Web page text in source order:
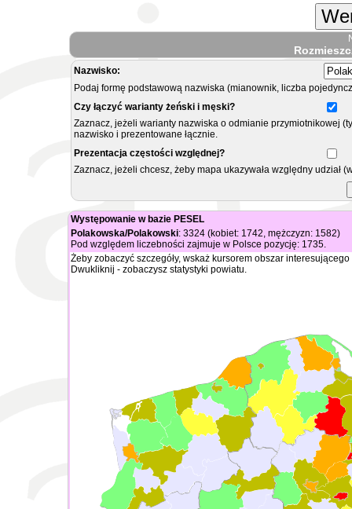
Nazwisko:
Podaj formę podstawową nazwiska (mianownik, liczba
Czy łączyć warianty żeński i męski?
Zaznacz, jeżeli warianty nazwiska o odmianie przymiotnikowej
nazwisko i prezentowane łącznie.
Prezentacja częstości względnej?
Zaznacz, jeżeli chcesz, żeby mapa ukazywała względny
Występowanie w bazie PESEL
Polakowska/Polakowski: 3324 (kobiet: 1742, mężczyzn: 1582)
Pod względem liczebności zajmuje w Polsce pozycję: 1735.
Żeby zobaczyć szczegóły, wskaż kursorem obszar
Dwukliknij - zobaczysz statystyki powiatu.